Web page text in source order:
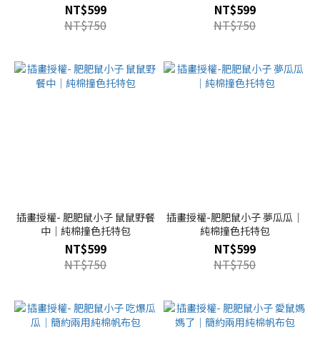
NT$599
NT$750
NT$599
NT$750
插畫授權- 肥肥鼠小子 鼠鼠野餐
中｜純棉撞色托特包
NT$599
NT$750
插畫授權-肥肥鼠小子 夢瓜瓜｜
純棉撞色托特包
NT$599
NT$750